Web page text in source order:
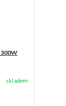
skladem